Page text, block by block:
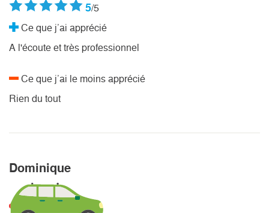
5/5
Ce que j’ai apprécié
A l'écoute et très professionnel
Ce que j’ai le moins apprécié
Rien du tout
Dominique